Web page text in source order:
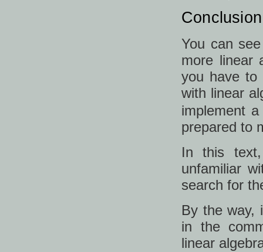
Conclusion
You can
more linear
you have to
with linear
implement
prepared to
In this
unfamiliar
search for
By the way,
in the
linear